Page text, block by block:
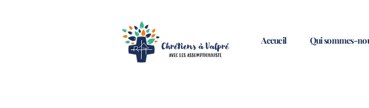
Accueil Qui sommes-